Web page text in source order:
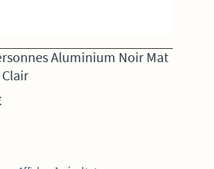
Aluminium Noir Mat